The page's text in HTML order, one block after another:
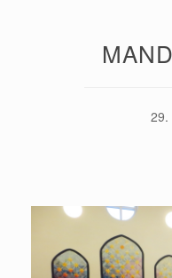
29.